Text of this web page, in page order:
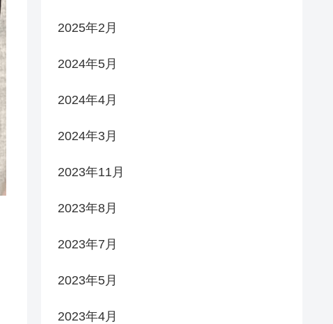
2025年2月
2024年5月
2024年4月
2024年3月
2023年11月
2023年8月
2023年7月
2023年5月
2023年4月